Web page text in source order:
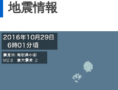
地震情報